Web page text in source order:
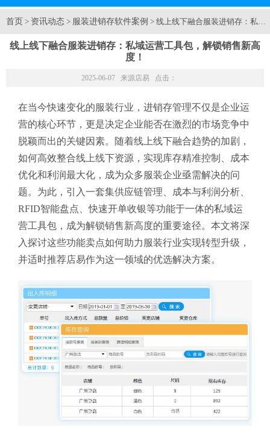
首页 > 资讯动态 > 服装进销存软件案例 > 线上线下融合服装进销存：私
线上线下融合服装进销存：私域运营工具包，解锁销售新高
度！
2025-06-07 来源店易 点击：
在当今快速变化的服装行业，进销存管理不仅是企业运
营的核心环节，更是决定企业能否在激烈的市场竞争中
脱颖而出的关键因素。随着线上线下融合趋势的加剧，
如何高效整合线上线下资源，实现库存精准控制、成本
优化和利润最大化，成为众多服装企业亟需解决的问
题。为此，引入一套集供应链管理、成本与利润分析、
RFID智能盘点、快速开单收银等功能于一体的私域运
营工具包，成为解锁销售新高度的重要途径。本文将深
入探讨这些功能卖点如何助力服装行业实现转型升级，
并适时推荐店易作为这一领域的优选解决方案。